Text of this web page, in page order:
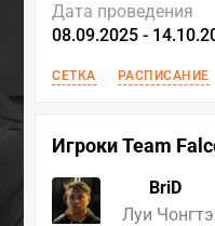
Дата проведения
08.09.2025 -
СЕТКА РАСПИСАНИЕ
Игроки Team
BriD
Луи